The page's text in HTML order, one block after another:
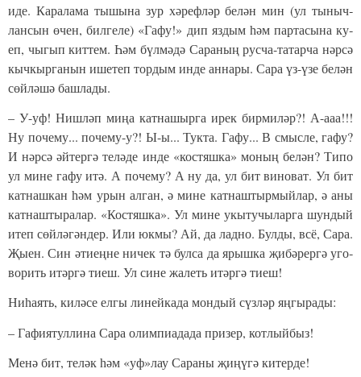
иде. Ка­ра­ла­ма ты­шы­на зур хә­реф­ләр бе­лән мин (ул ты­ныч­
лан­сын өчен, бил­ге­ле) «Га­фу!» дип яз­дым һәм пар­та­сы­на ку­
еп, чы­гып кит­тем. Һәм бүл­мә­дә Са­ра­ның рус­ча-та­тар­ча нәр­сә
кыч­кыр­га­нын ише­теп тор­дым ин­де ан­на­ры. Са­ра үз-үзе бе­лән
сөй­лә­шә баш­ла­ды.
– У-уф! Ниш­ләп ми­ңа кат­на­шыр­га ирек бир­ми­ләр?! А-ааа!!!
Ну по­че­му... по­че­му-у?! Ы-ы... Тук­та. Га­фу... В смыс­ле, га­фу?
И нәр­сә әй­тер­гә те­лә­де ин­де «кос­тяш­ка» мо­ның бе­лән? Ти­по
ул ми­не га­фу итә. А по­че­му? А ну да, ул бит ви­но­ват. Ул бит
кат­наш­кан һәм урын ал­ган, ә ми­не кат­наш­тыр­мый­лар, ә аны
кат­наш­ты­ра­лар. «Кос­тяш­ка». Ул ми­не укы­ту­чы­лар­га шун­дый
итеп сөй­лә­гән­дер. Или юк­мы? Ай, да лад­но. Бул­ды, всё, Са­ра.
Җы­ен. Син әти­ең­не ни­чек тә бул­са да ярыш­ка җи­бә­рер­гә уго­
во­рить итәр­гә ти­еш. Ул си­не жа­леть итәр­гә ти­еш!
Ни­һа­ять, ки­лә­се ел­гы ли­ней­ка­да мон­дый сүз­ләр яң­гы­ра­ды:
– Га­фи­я­тул­ли­на Са­ра олим­пи­а­да­да при­зер, кот­лый­быз!
Ме­нә бит, те­ләк һәм «уф»­лау Са­ра­ны җи­ңү­гә ки­тер­де!